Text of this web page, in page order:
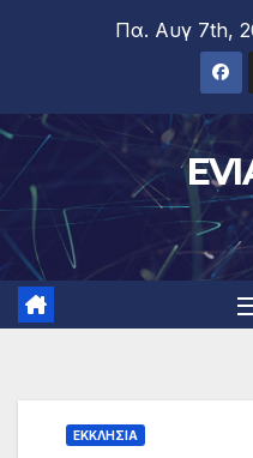
Πα. Αυγ 7th,
ΕΚΚΛΗΣΙΑ